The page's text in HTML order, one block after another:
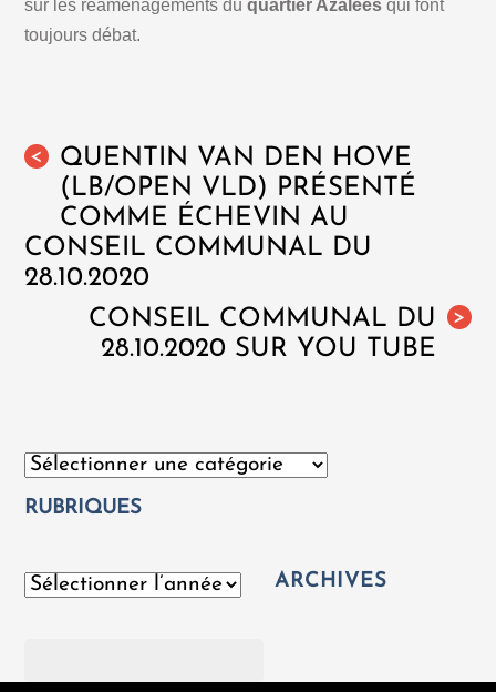
sur les réaménagements duquartier Azalées qui font
toujours débat.
<
QUENTIN VAN DEN HOVE
(LB/OPEN VLD) PRÉSENTÉ
COMME ÉCHEVIN AU
CONSEIL COMMUNAL DU
28.10.2020
>
CONSEIL COMMUNAL DU
28.10.2020 SUR YOU TUBE
Catégories
RUBRIQUES
Archives ARCHIVES